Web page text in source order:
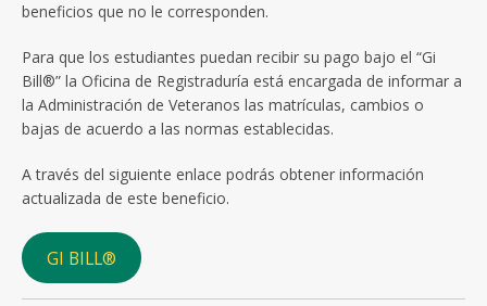
beneficios que no le corresponden.
Para que los estudiantes puedan recibir su pago bajo el “Gi
Bill®” la Oficina de Registraduría está encargada de informar a
la Administración de Veteranos las matrículas, cambios o
bajas de acuerdo a las normas establecidas.
A través del siguiente enlace podrás obtener información
actualizada de este beneficio.
GI BILL®